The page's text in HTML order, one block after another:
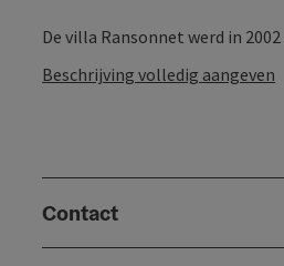
De villa Ransonnet werd in 2002
Beschrijving volledig aangeven
Contact